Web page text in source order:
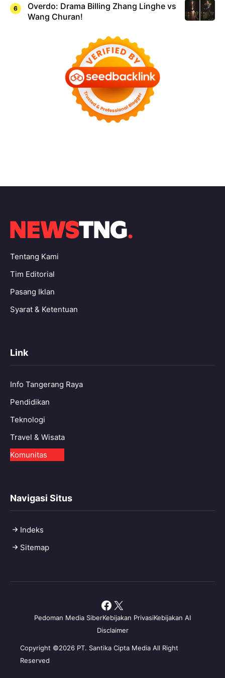
Overdo: Drama Billing Zhang Linghe vs
Wang Churan!
Tentang Kami
Tim Editorial
Pasang Iklan
Syarat & Ketentuan
Link
Info Tangerang Raya
Pendidikan
Teknologi
Travel & Wisata
Komunitas
Navigasi Situs
Indeks
Sitemap
Copyright ©2026 PT. Santika Cipta Media All Right
Reserved
Pedoman Media SiberKebijakan PrivasiKebijakan AI
Disclaimer
Facebook
X